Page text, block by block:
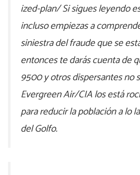
ized-plan/ Si sigues leyendo
incluso empiezas a
siniestra del fraude que se
entonces te darás cuenta de
9500 y otros dispersantes no
Evergreen Air/CIA los está
para reducir la población a lo
del Golfo.